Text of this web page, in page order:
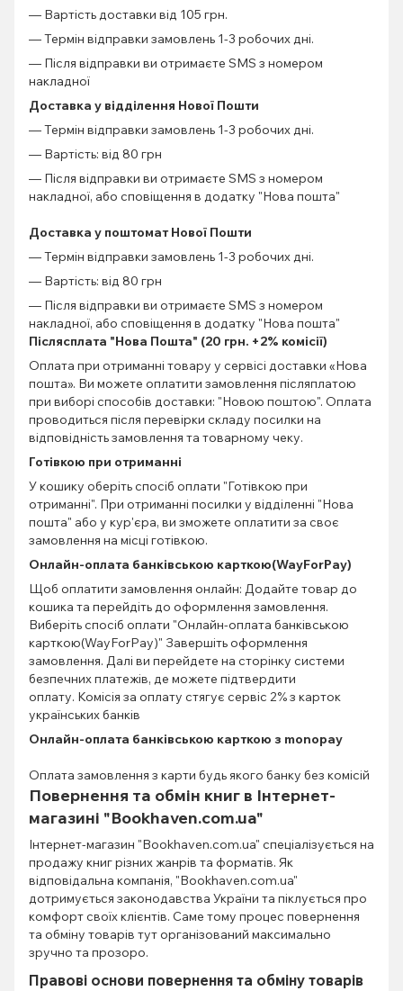
— Вартість доставки від 105 грн.
— Термін відправки замовлень 1-3 робочих дні.
— Після відправки ви отримаєте SMS з номером
накладної
Доставка у відділення Нової Пошти
— Термін відправки замовлень 1-3 робочих дні.
— Вартість: від 80 грн
— Після відправки ви отримаєте SMS з номером
накладної, або сповіщення в додатку "Нова пошта"
Доставка у поштомат Нової Пошти
— Термін відправки замовлень 1-3 робочих дні.
— Вартість: від 80 грн
— Після відправки ви отримаєте SMS з номером
накладної, або сповіщення в додатку "Нова пошта"
Післясплата "Нова Пошта" (20 грн. +2% комісії)
Оплата при отриманні товару у сервісі доставки «Нова
пошта». Ви можете оплатити замовлення післяплатою
при виборі способів доставки: "Новою поштою". Оплата
проводиться після перевірки складу посилки на
відповідність замовлення та товарному чеку.
Готівкою при отриманні
У кошику оберіть спосіб оплати "Готівкою при
отриманні". При отриманні посилки у відділенні "Нова
пошта" або у кур'єра, ви зможете оплатити за своє
замовлення на місці готівкою.
Онлайн-оплата банківською карткою(WayForPay)
Щоб оплатити замовлення онлайн: Додайте товар до
кошика та перейдіть до оформлення замовлення.
Виберіть спосіб оплати "Онлайн-оплата банківською
карткою(WayForPay)" Завершіть оформлення
замовлення. Далі ви перейдете на сторінку системи
безпечних платежів, де можете підтвердити
оплату. Комісія за оплату стягує сервіс 2% з карток
українських банків
Онлайн-оплата банківською карткою з monopay
Оплата замовлення з карти будь якого банку без комісій
Повернення та обмін книг в Інтернет-
магазині "Bookhaven.com.ua"
Інтернет-магазин "Bookhaven.com.ua" спеціалізується на
продажу книг різних жанрів та форматів. Як
відповідальна компанія, "Bookhaven.com.ua"
дотримується законодавства України та піклується про
комфорт своїх клієнтів. Саме тому процес повернення
та обміну товарів тут організований максимально
зручно та прозоро.
Правові основи повернення та обміну товарів